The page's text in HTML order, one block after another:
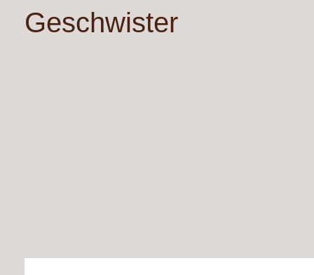
Geschwister